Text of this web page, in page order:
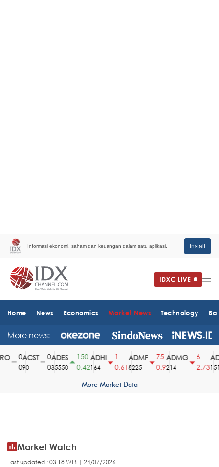
Informasi ekonomi, saham dan keuangan dalam satu aplikasi. Install
Home News Economics Market News Technology
More news:
ACST
90
ADES
35550
150
0.42
ADHI
164
0.61
ADMF
8225
75
0.9
ADMG
214
2.731510
More Market Data
Market Watch
Last updated : 03.18 WIB | 24/07/2026